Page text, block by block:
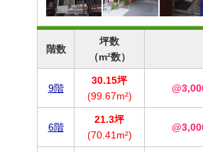
階数
坪数
（m²数）
9階
30.15坪
(99.67m²)
6階
21.3坪
(70.41m²)